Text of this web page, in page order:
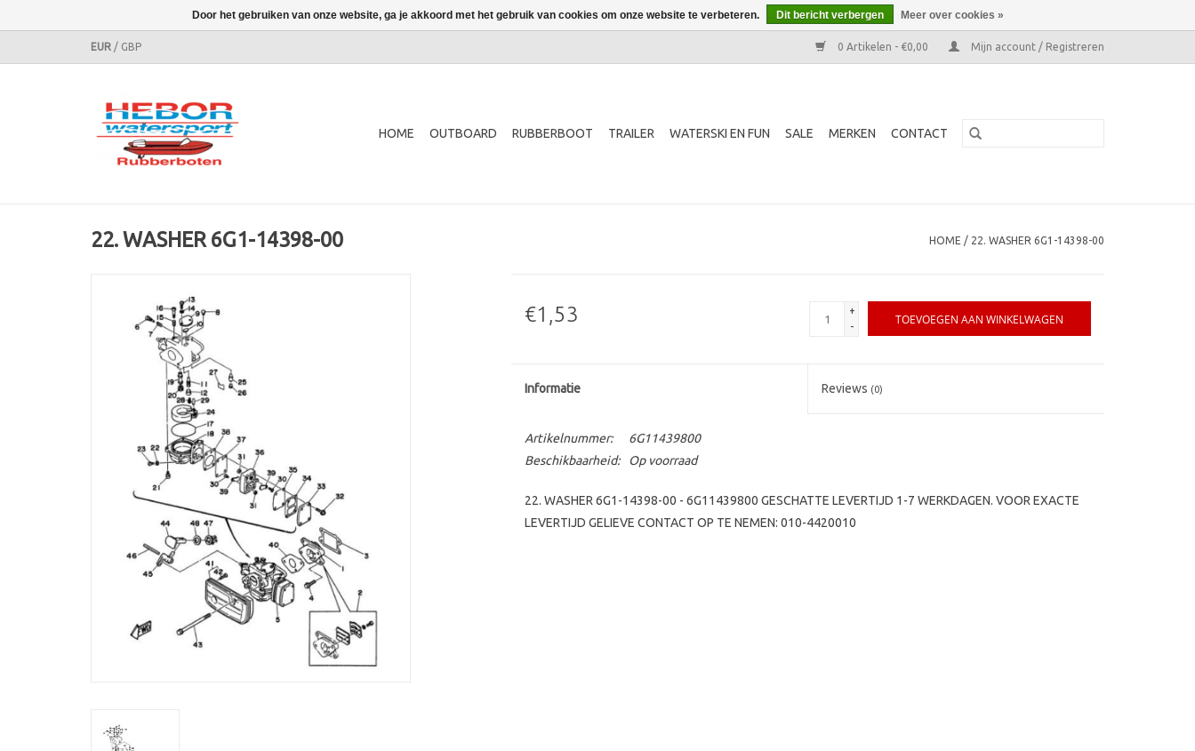
EUR / GBP 0 Artikelen - €0,00 Mijn account / Registreren
HOME OUTBOARD RUBBERBOOT TRAILER WATERSKI EN FUN SALE MERKEN CONTACT
22. WASHER 6G1-14398-00 HOME / 22. WASHER 6G1-14398-00
€1,53
+
-
TOEVOEGEN AAN WINKELWAGEN
Informatie Reviews (0)
Artikelnummer:
6G11439800
Beschikbaarheid:
Op voorraad
22. WASHER 6G1-14398-00 - 6G11439800 GESCHATTE LEVERTIJD 1-7 WERKDAGEN. VOOR EXACTE
LEVERTIJD GELIEVE CONTACT OP TE NEMEN: 010-4420010
Door het gebruiken van onze website, ga je akkoord met het gebruik van cookies om onze website te verbeteren. Dit bericht verbergen Meer over cookies »